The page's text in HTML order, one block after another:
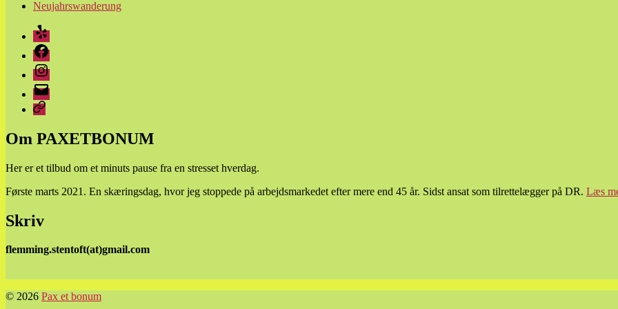
Neujahrswanderung
Yelp
Facebook
Instagram
E-
mail
Parkinson
Om PAXETBONUM
Her er et tilbud om et minuts pause fra en stresset hverdag.
Første marts 2021. En skæringsdag, hvor jeg stoppede på arbejdsmarkedet efter mere end 45 år. Sidst ansat som tilrettelægger på DR. Læs
Skriv
flemming.stentoft(at)gmail.com
© 2026 Pax et bonum